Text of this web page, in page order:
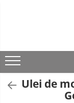
Ulei de motor
Fluide transmisie/
Ulei industrial
Ulei de